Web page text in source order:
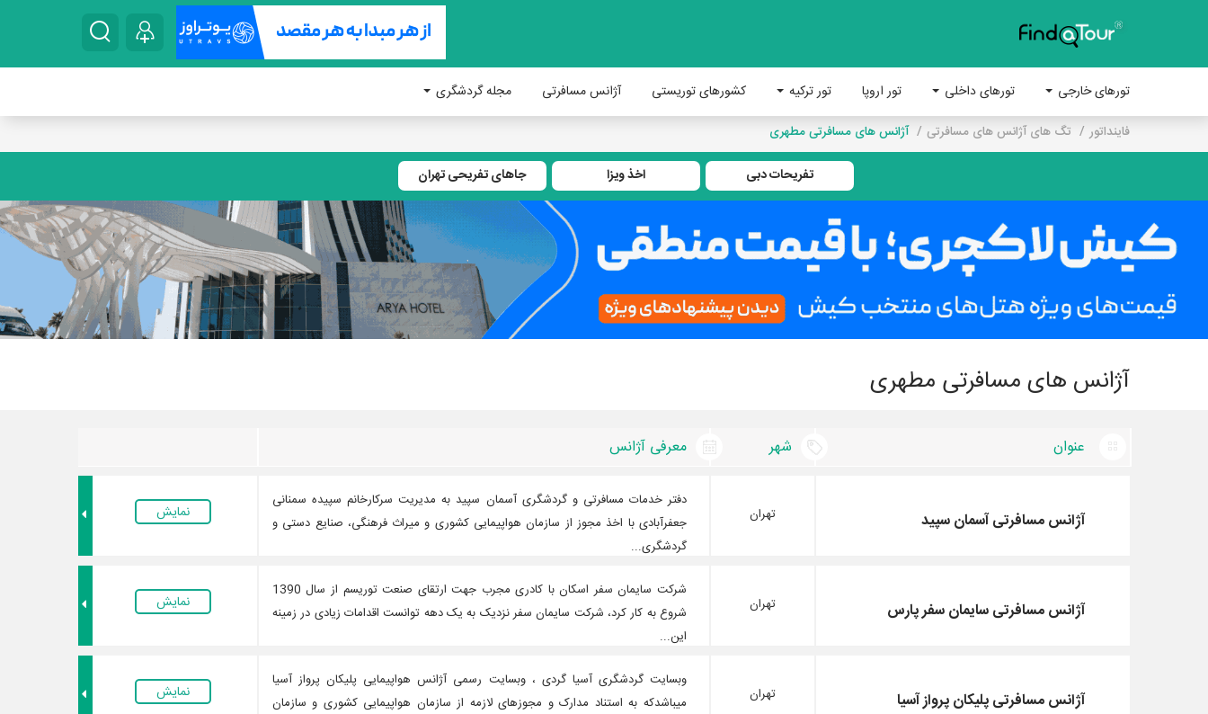
تورهای خارجی تورهای داخلی تور اروپا تور ترکیه کشورهای توریستی آژانس مسافرتی مجله گردشگری
فاینداتور تگ های آژانس های مسافرتی آژانس های مسافرتی مطهری
تفریحات دبی اخذ ویزا جاهای تفریحی تهران
آژانس های مسافرتی مطهری
عنوان شهر معرفی آژانس
آژانس مسافرتی آسمان سپید تهران
دفتر خدمات مسافرتی و گردشگری آسمان سپید به مدیریت سرکارخانم سپیده سمنانی
جعفرآبادی با اخذ مجوز از سازمان هواپیمایی کشوری و میراث فرهنگی، صنایع دستی و
گردشگری...
نمایش
آژانس مسافرتی سایمان سفر پارس تهران
شرکت سایمان سفر اسکان با کادری مجرب جهت ارتقای صنعت توریسم از سال 1390
شروع به کار کرد، شرکت سایمان سفر نزدیک به یک دهه توانست اقدامات زیادی در زمینه
این...
نمایش
آژانس مسافرتی پلیکان پرواز آسیا تهران
وبسایت گردشگری آسیا گردی ، وبسایت رسمی آژانس هواپیمایی پلیکان پرواز آسیا
میباشدکه به استناد مدارک و مجوزهای لازمه از سازمان هواپیمایی کشوری و سازمان
نمایش